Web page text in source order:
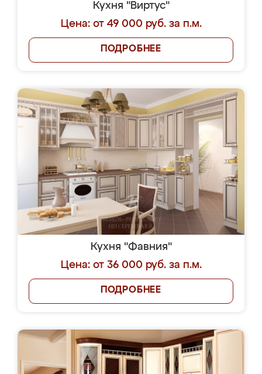
Кухня "Виртус"
Цена: от 49 000 руб. за п.м.
ПОДРОБНЕЕ
Кухня "Фавния"
Цена: от 36 000 руб. за п.м.
ПОДРОБНЕЕ